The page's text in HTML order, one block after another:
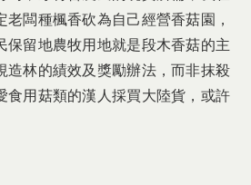
闆種楓香砍為自己經營香菇園，
留地農牧用地就是段木香菇的主
造林的績效及獎勵辦法，而非抹殺
食用菇類的漢人採買大陸貨，或許